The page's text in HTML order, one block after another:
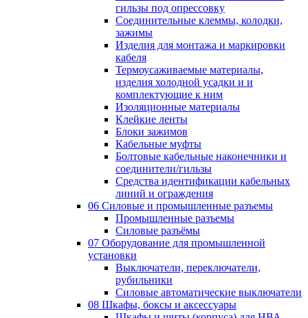
гильзы под опрессовку
Соединительные клеммы, колодки,
зажимы
Изделия для монтажа и маркировки
кабеля
Термоусаживаемые материалы,
изделия холодной усадки и и
комплектующие к ним
Изоляционные материалы
Клейкие ленты
Блоки зажимов
Кабельные муфты
Болтовые кабельные наконечники и
соединители/гильзы
Средства идентификации кабельных
линий и ограждения
06 Силовые и промышленные разъемы
Промышленные разъемы
Силовые разъёмы
07 Оборудование для промышленной
установки
Выключатели, переключатели,
рубильники
Силовые автоматические выключатели
08 Шкафы, боксы и аксессуары